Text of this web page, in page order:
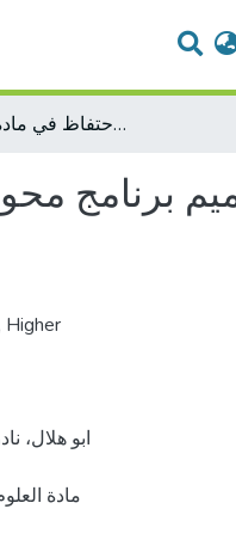
تصميم برنامج محوسب باستخدام نموذج توق واثره في التحصيل والاحتفاظ في مادة العلوم العامة
برنامج
Higher
مادة